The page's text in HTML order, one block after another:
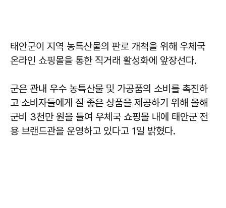
태안군이 지역 농특산물의 판로 개척을 위해 우체국
온라인 쇼핑몰을 통한 직거래 활성화에 앞장선다.
군은 관내 우수 농특산물 및 가공품의 소비를 촉진하
고 소비자들에게 질 좋은 상품을 제공하기 위해 올해
군비 3천만 원을 들여 우체국 쇼핑몰 내에 태안군 전
용 브랜드관을 운영하고 있다고 1일 밝혔다.